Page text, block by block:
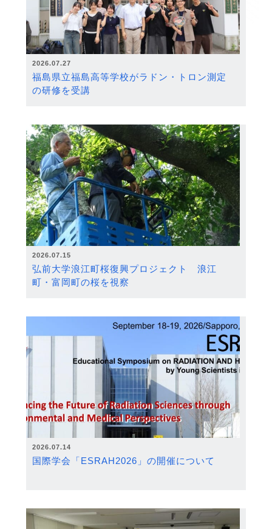
2026.07.27
福島県立福島高等学校がラドン・トロン測定
の研修を受講
2026.07.15
弘前大学浪江町桜復興プロジェクト 浪江
町・富岡町の桜を視察
2026.07.14
国際学会「ESRAH2026」の開催について